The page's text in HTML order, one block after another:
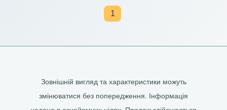
1
Зовнішній вигляд та характеристики можуть
змінюватися без попередження. Інформація